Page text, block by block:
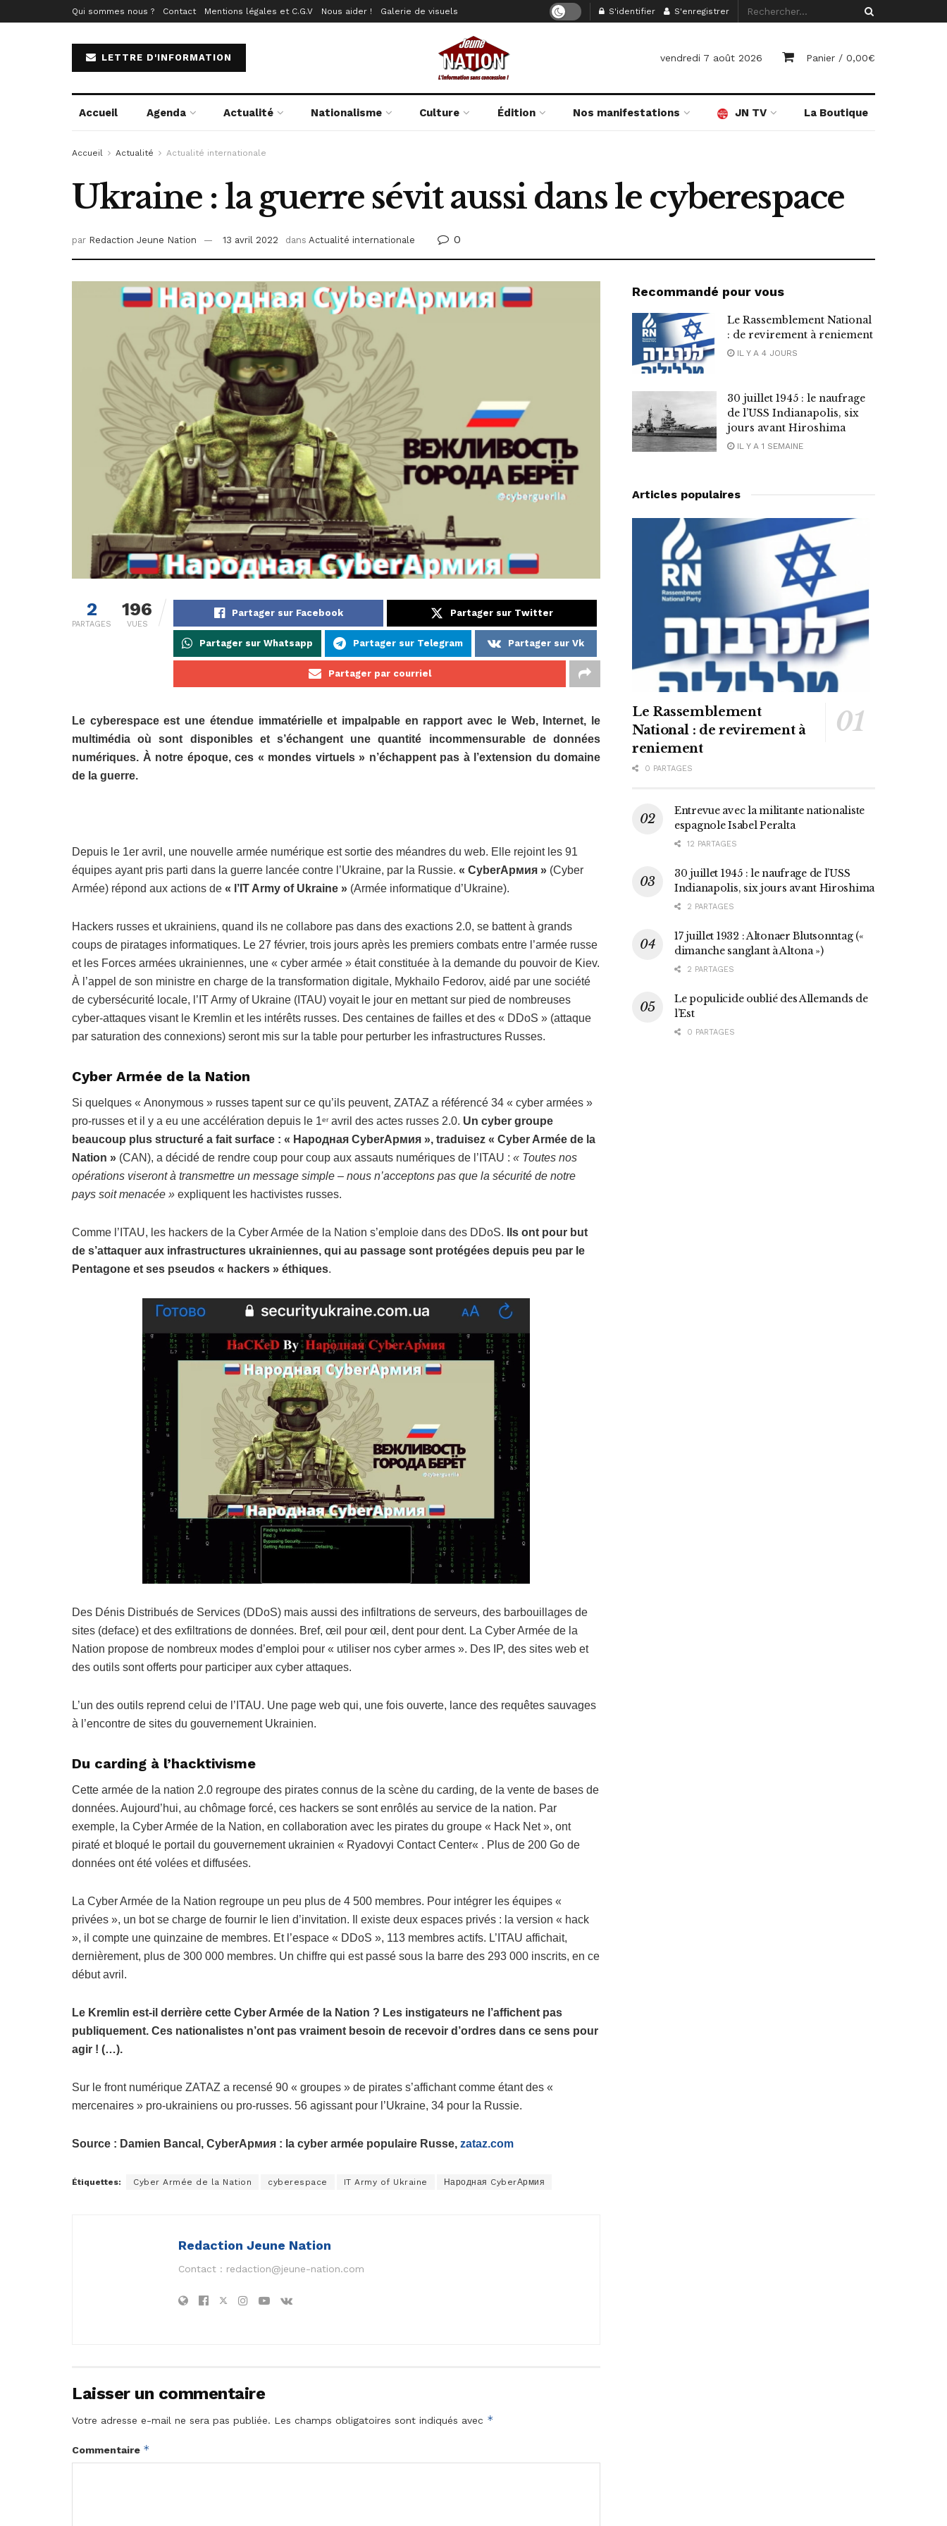
Qui sommes nous ? Contact Mentions légales et C.G.V Nous aider ! Galerie de visuels S'identifier S'enregistrer
LETTRE D'INFORMATION vendredi 7 août 2026 Panier / 0,00€
Accueil Agenda Actualité Nationalisme Culture Édition Nos manifestations JN TV La Boutique
Accueil Actualité Actualité internationale
Ukraine : la guerre sévit aussi dans le cyberespace
par Redaction Jeune Nation 13 avril 2022 dans Actualité internationale 0
2
PARTAGES
196
VUES
Partager sur Facebook Partager sur Twitter
Partager sur Whatsapp Partager sur Telegram Partager sur Vk
Partager par courriel
Le cyberespace est une étendue immatérielle et impalpable en rapport avec le Web, Internet, le
multimédia où sont disponibles et s’échangent une quantité incommensurable de données
numériques. À notre époque, ces « mondes virtuels » n’échappent pas à l’extension du domaine
de la guerre.
Depuis le 1er avril, une nouvelle armée numérique est sortie des méandres du web. Elle rejoint les 91
équipes ayant pris parti dans la guerre lancée contre l’Ukraine, par la Russie. « CyberАрмия » (Cyber
Armée) répond aux actions de « l’IT Army of Ukraine » (Armée informatique d’Ukraine).
Hackers russes et ukrainiens, quand ils ne collabore pas dans des exactions 2.0, se battent à grands
coups de piratages informatiques. Le 27 février, trois jours après les premiers combats entre l’armée russe
et les Forces armées ukrainiennes, une « cyber armée » était constituée à la demande du pouvoir de Kiev.
À l’appel de son ministre en charge de la transformation digitale, Mykhailo Fedorov, aidé par une société
de cybersécurité locale, l’IT Army of Ukraine (ITAU) voyait le jour en mettant sur pied de nombreuses
cyber-attaques visant le Kremlin et les intérêts russes. Des centaines de failles et des « DDoS » (attaque
par saturation des connexions) seront mis sur la table pour perturber les infrastructures Russes.
Cyber Armée de la Nation
Si quelques « Anonymous » russes tapent sur ce qu’ils peuvent, ZATAZ a référencé 34 « cyber armées »
pro-russes et il y a eu une accélération depuis le 1eravril des actes russes 2.0. Un cyber groupe
beaucoup plus structuré a fait surface : « Народная CyberАрмия », traduisez « Cyber Armée de la
Nation » (CAN), a décidé de rendre coup pour coup aux assauts numériques de l’ITAU : « Toutes nos
opérations viseront à transmettre un message simple – nous n’acceptons pas que la sécurité de notre
pays soit menacée » expliquent les hactivistes russes.
Comme l’ITAU, les hackers de la Cyber Armée de la Nation s’emploie dans des DDoS.
Ils ont pour but
de s’attaquer aux infrastructures ukrainiennes, qui au passage sont protégées depuis peu par le
Pentagone et ses pseudos « hackers » éthiques.
Des Dénis Distribués de Services (DDoS) mais aussi des infiltrations de serveurs, des barbouillages de
sites (deface) et des exfiltrations de données. Bref, œil pour œil, dent pour dent. La Cyber Armée de la
Nation propose de nombreux modes d’emploi pour « utiliser nos cyber armes ». Des IP, des sites web et
des outils sont offerts pour participer aux cyber attaques.
L’un des outils reprend celui de l’ITAU. Une page web qui, une fois ouverte, lance des requêtes sauvages
à l’encontre de sites du gouvernement Ukrainien.
Du carding à l’hacktivisme
Cette armée de la nation 2.0 regroupe des pirates connus de la scène du carding, de la vente de bases de
données. Aujourd’hui, au chômage forcé, ces hackers se sont enrôlés au service de la nation. Par
exemple, la Cyber Armée de la Nation, en collaboration avec les pirates du groupe « Hack Net », ont
piraté et bloqué le portail du gouvernement ukrainien « Ryadovyi Contact Center« . Plus de 200 Go de
données ont été volées et diffusées.
La Cyber Armée de la Nation regroupe un peu plus de 4 500 membres. Pour intégrer les équipes «
privées », un bot se charge de fournir le lien d’invitation. Il existe deux espaces privés : la version « hack
», il compte une quinzaine de membres. Et l’espace « DDoS », 113 membres actifs. L’ITAU affichait,
dernièrement, plus de 300 000 membres. Un chiffre qui est passé sous la barre des 293 000 inscrits, en ce
début avril.
Le Kremlin est-il derrière cette Cyber Armée de la Nation ? Les instigateurs ne l’affichent pas
publiquement. Ces nationalistes n’ont pas vraiment besoin de recevoir d’ordres dans ce sens pour
agir ! (…).
Sur le front numérique ZATAZ a recensé 90 « groupes » de pirates s’affichant comme étant des «
mercenaires » pro-ukrainiens ou pro-russes. 56 agissant pour l’Ukraine, 34 pour la Russie.
Source : Damien Bancal, CyberАрмия : la cyber armée populaire Russe, zataz.com
Étiquettes: Cyber Armée de la Nation cyberespace IT Army of Ukraine Народная CyberАрмия
Redaction Jeune Nation
Contact : redaction@jeune-nation.com
Laisser un commentaire
Votre adresse e-mail ne sera pas publiée. Les champs obligatoires sont indiqués avec *
Commentaire *
Recommandé pour vous
Le Rassemblement National
: de revirement à reniement
IL Y A 4 JOURS
30 juillet 1945 : le naufrage
de l’USS Indianapolis, six
jours avant Hiroshima
IL Y A 1 SEMAINE
Articles populaires
Le Rassemblement
National : de revirement à
reniement
0 PARTAGES
Entrevue avec la militante nationaliste
espagnole Isabel Peralta
12 PARTAGES
30 juillet 1945 : le naufrage de l’USS
Indianapolis, six jours avant Hiroshima
2 PARTAGES
17 juillet 1932 : Altonaer Blutsonntag («
dimanche sanglant à Altona »)
2 PARTAGES
Le populicide oublié des Allemands de
l’Est
0 PARTAGES